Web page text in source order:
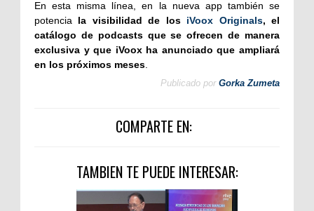
En esta misma línea, en la nueva app también se
potencia la visibilidad de los iVoox Originals, el
catálogo de podcasts que se ofrecen de manera
exclusiva y que iVoox ha anunciado que ampliará
en los próximos meses.
Publicado por Gorka Zumeta
COMPARTE EN:
TAMBIEN TE PUEDE INTERESAR: